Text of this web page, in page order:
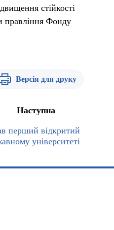
стійкості
правління Фонду
Версія для друку
Наступна
перший відкритий
університеті